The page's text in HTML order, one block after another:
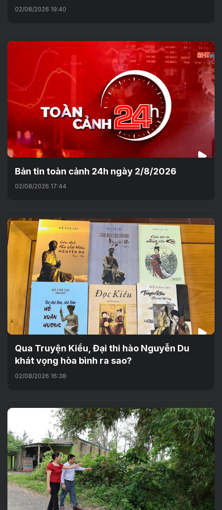
02/08/2026 19:40
Bản tin toàn cảnh 24h ngày 2/8/2026
02/08/2026 17:44
Qua Truyện Kiều, Đại thi hào Nguyễn Du
khát vọng hòa bình ra sao?
02/08/2026 16:38